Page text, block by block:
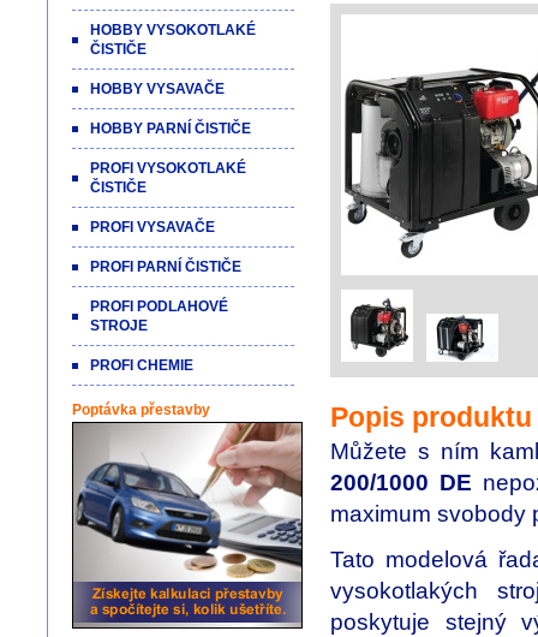
Popis produktu
Můžete s ním
200/1000 DE
maximum svobody
Tato modelová
vysokotlakých
poskytuje stejný
HOBBY VYSOKOTLAKÉ
ČISTIČE
HOBBY VYSAVAČE
HOBBY PARNÍ ČISTIČE
PROFI VYSOKOTLAKÉ
ČISTIČE
PROFI VYSAVAČE
PROFI PARNÍ ČISTIČE
PROFI PODLAHOVÉ
STROJE
PROFI CHEMIE
Poptávka přestavby